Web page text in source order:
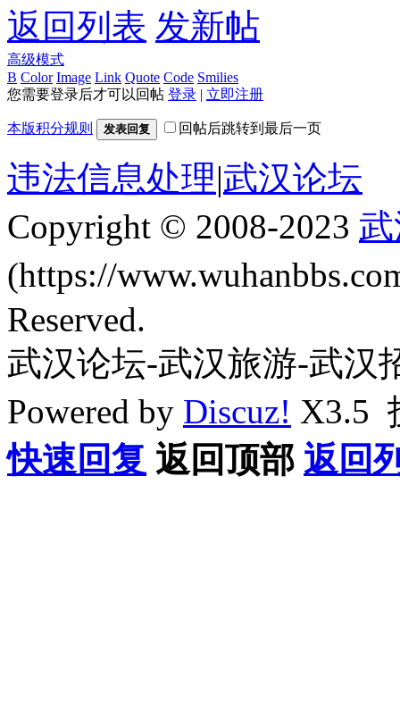
返回列表 发新帖
高级模式
B Color Image Link Quote Code Smilies
您需要登录后才可以回帖 登录 | 立即注册
本版积分规则 发表回复 回帖后跳转到最后一页
违法信息处理|武汉论坛
Copyright © 2008-2023
(https://
Reserved.
武汉论坛-武汉旅游-武汉
Powered by Discuz! X3.5
快速回复 返回顶部 返回